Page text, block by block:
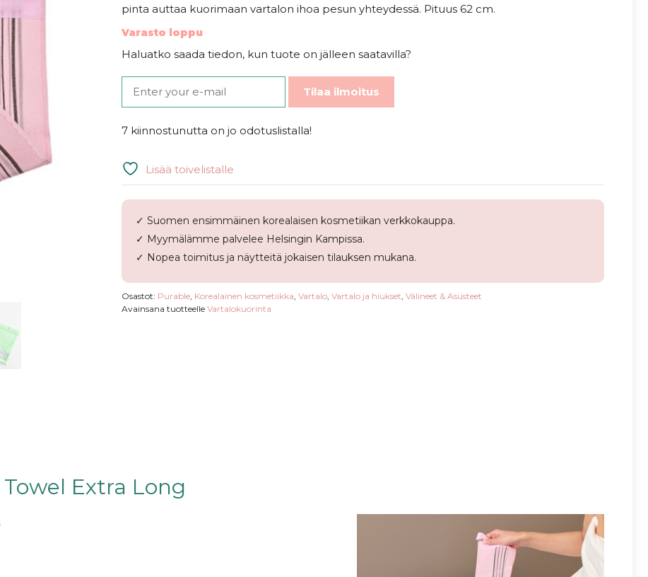
pinta auttaa kuorimaan vartalon ihoa pesun yhteydessä. Pituus 62 cm.
Varasto loppu
Haluatko saada tiedon, kun tuote on jälleen saatavilla?
Tilaa ilmoitus
7 kiinnostunutta on jo odotuslistalla!
Lisää toivelistalle
✓ Suomen ensimmäinen korealaisen kosmetiikan verkkokauppa.
✓ Myymälämme palvelee Helsingin Kampissa.
✓ Nopea toimitus ja näytteitä jokaisen tilauksen mukana.
Osastot: Purable, Korealainen kosmetiikka, Vartalo, Vartalo ja hiukset, Välineet & Asusteet
Avainsana tuotteelle Vartalokuorinta
Extra Long